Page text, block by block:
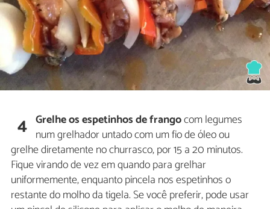
4 Grelhe os espetinhos de frangocom legumes
num grelhador untado com um fio de óleo ou
grelhe diretamente no churrasco, por 15 a 20 minutos.
Fique virando de vez em quando para grelhar
uniformemente, enquanto pincela nos espetinhos o
restante do molho da tigela. Se você preferir, pode usar